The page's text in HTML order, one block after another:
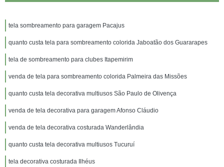
tela sombreamento para garagem Pacajus
quanto custa tela para sombreamento colorida Jaboatão dos Guararapes
tela de sombreamento para clubes Itapemirim
venda de tela para sombreamento colorida Palmeira das Missões
quanto custa tela decorativa multiusos São Paulo de Olivença
venda de tela decorativa para garagem Afonso Cláudio
venda de tela decorativa costurada Wanderlândia
quanto custa tela decorativa multiusos Tucuruí
tela decorativa costurada Ilhéus